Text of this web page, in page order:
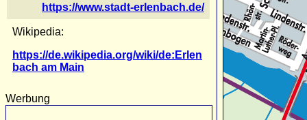
https://www.stadt-erlenbach.de/
Wikipedia:
https://de.wikipedia.org/wiki/de:Erlen
bach am Main
Werbung